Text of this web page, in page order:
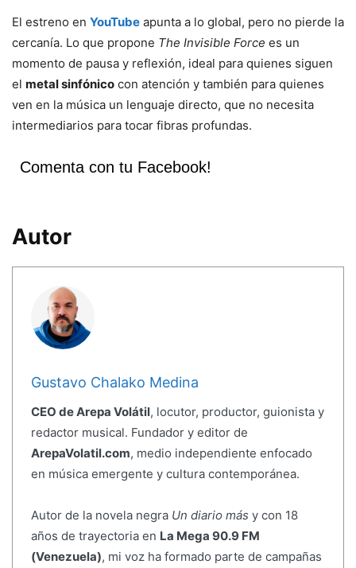
El estreno en YouTube apunta a lo global, pero no pierde la
cercanía. Lo que propone The Invisible Force es un
momento de pausa y reflexión, ideal para quienes siguen
el metal sinfónico con atención y también para quienes
ven en la música un lenguaje directo, que no necesita
intermediarios para tocar fibras profundas.
Comenta con tu Facebook!
Autor
Gustavo Chalako Medina
CEO de Arepa Volátil, locutor, productor, guionista y
redactor musical. Fundador y editor de
ArepaVolatil.com, medio independiente enfocado
en música emergente y cultura contemporánea.
Autor de la novela negra Un diario más y con 18
años de trayectoria en La Mega 90.9 FM
(Venezuela), mi voz ha formado parte de campañas